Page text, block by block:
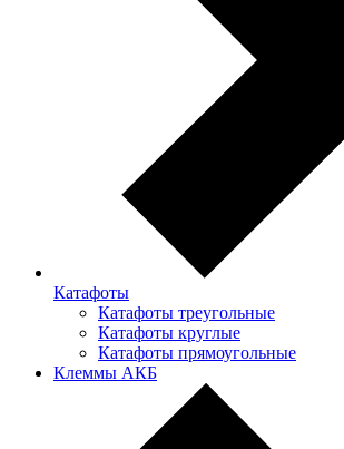
Катафоты
Катафоты треугольные
Катафоты круглые
Катафоты прямоугольные
Клеммы АКБ